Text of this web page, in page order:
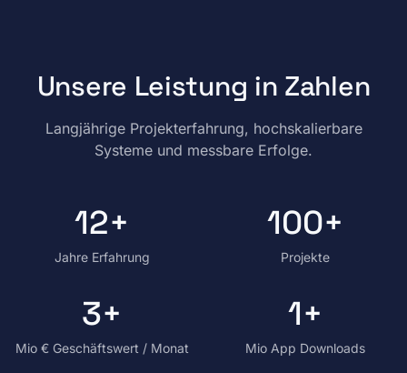
Unsere Leistung in Zahlen
Langjährige Projekterfahrung, hochskalierbare
Systeme und messbare Erfolge.
12+
Jahre Erfahrung
100+
Projekte
3+
Mio € Geschäftswert / Monat
1+
Mio App Downloads